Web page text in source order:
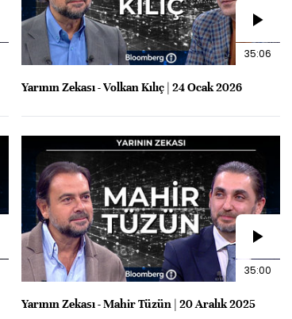
35:06
Yarının Zekası - Volkan Kılıç | 24 Ocak 2026
35:00
Yarının Zekası - Mahir Tüzün | 20 Aralık 2025